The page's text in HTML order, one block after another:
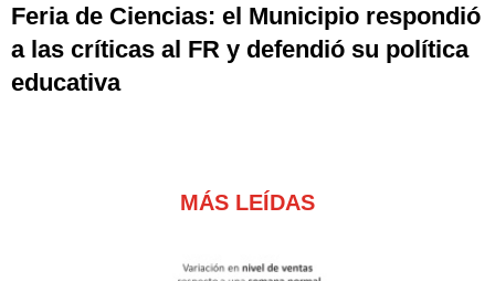
Feria de Ciencias: el Municipio respondió
a las críticas al FR y defendió su política
educativa
MÁS LEÍDAS